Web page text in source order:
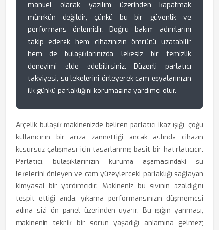
manuel olarak yazılım üzerinden kapatmak
mümkün değildir, çünkü bu bir güvenlik ve
performans önlemidir. Doğru bakım adımlarını
takip ederek hem cihazınızın ömrünü uzatabilir
hem de bulaşıklarınızda lekesiz bir temizlik
deneyimi elde edebilirsiniz. Düzenli parlatıcı
takviyesi, su lekelerini önleyerek cam eşyalarınızın
ilk günkü parlaklığını korumasına yardımcı olur.
Arçelik bulaşık makinenizde beliren parlatıcı ikaz ışığı, çoğu
kullanıcının bir arıza zannettiği ancak aslında cihazın
kusursuz çalışması için tasarlanmış basit bir hatırlatıcıdır.
Parlatıcı, bulaşıklarınızın kuruma aşamasındaki su
lekelerini önleyen ve cam yüzeylerdeki parlaklığı sağlayan
kimyasal bir yardımcıdır. Makineniz bu sıvının azaldığını
tespit ettiği anda, yıkama performansınızın düşmemesi
adına sizi ön panel üzerinden uyarır. Bu ışığın yanması,
makinenin teknik bir sorun yaşadığı anlamına gelmez;